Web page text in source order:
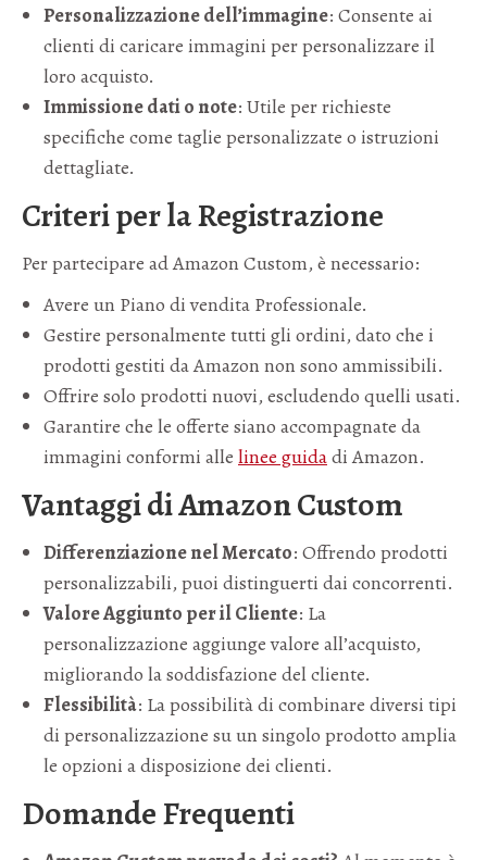
Personalizzazione dell’immagine: Consente ai
clienti di caricare immagini per personalizzare il
loro acquisto.
Immissione dati o note: Utile per richieste
specifiche come taglie personalizzate o istruzioni
dettagliate.
Criteri per la Registrazione
Per partecipare ad Amazon Custom, è necessario:
Avere un Piano di vendita Professionale.
Gestire personalmente tutti gli ordini, dato che i
prodotti gestiti da Amazon non sono ammissibili.
Offrire solo prodotti nuovi, escludendo quelli usati.
Garantire che le offerte siano accompagnate da
immagini conformi alle linee guidadi Amazon.
Vantaggi di Amazon Custom
Differenziazione nel Mercato: Offrendo prodotti
personalizzabili, puoi distinguerti dai concorrenti.
Valore Aggiunto per il Cliente: La
personalizzazione aggiunge valore all’acquisto,
migliorando la soddisfazione del cliente.
Flessibilità: La possibilità di combinare diversi tipi
di personalizzazione su un singolo prodotto amplia
le opzioni a disposizione dei clienti.
Domande Frequenti